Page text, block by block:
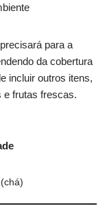
para a
da cobertura
incluir outros itens,
e frutas frescas.